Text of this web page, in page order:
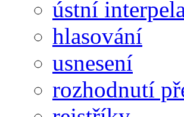
ústní
hlasování
usnesení
rozhodnutí